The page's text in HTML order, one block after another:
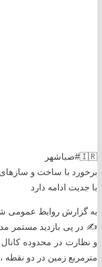
🇮🇷#صباشهر
برخورد با ساخت و سازهای
با جدیت ادامه دارد
به گزارش روابط عمومی
✍ در پی بازدید مستمر
و نظارت در محدوده
مترمربع زمین در دو